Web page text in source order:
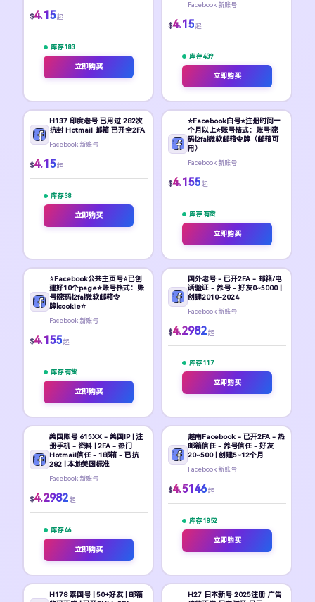
$4.15 起
库存 183
立即购买
Facebook 新账号
$4.15 起
库存 439
立即购买
H137 印度老号 已用过 282次
抗封 Hotmail 邮箱 已开全2FA
Facebook 新账号
$4.15 起
库存 38
立即购买
⭐Facebook白号⭐注册时间一
个月以上⭐账号格式：账号|密
码|2fa|微软邮箱令牌（邮箱可
用）
Facebook 新账号
$4.155 起
库存 有货
立即购买
⭐Facebook公共主页号⭐已创
建好10个page⭐账号格式：账
号|密码|2fa|微软邮箱令
牌|cookie⭐
Facebook 新账号
$4.155 起
库存 有货
立即购买
国外老号 - 已开2FA - 邮箱/电
话验证 - 养号 - 好友0~5000 |
创建2010-2024
Facebook 新账号
$4.2982 起
库存 117
立即购买
美国账号 615XX - 美国IP | 注
册手机 - 资料 | 2FA - 热门
Hotmail信任 - 1邮箱 - 已抗
282 | 本地美国标准
Facebook 新账号
$4.2982 起
库存 46
立即购买
越南Facebook - 已开2FA - 热
邮箱信任 - 养号信任 - 好友
20~500 | 创建5~12个月
Facebook 新账号
$4.5146 起
库存 1852
立即购买
H178 泰国号 | 50+好友 | 邮箱
H27 日本新号 2025注册 广告